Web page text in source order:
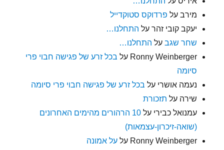
מירב על פרדוקס סטוקדייל
יעקב קובי זהר על התחלנו…
שחר שגב על התחלנו…
Ronny Weinberger על בכל זרע של פגישה חבוי פרי
סיומה
נעמה אושרי על בכל זרע של פגישה חבוי פרי סיומה
שירה על תזכורת
עמנואל כבירי על
10 הרהורים מהימים האחרונים
(שואה-זיכרון-עצמאות)
Ronny Weinberger עלעל אמונה